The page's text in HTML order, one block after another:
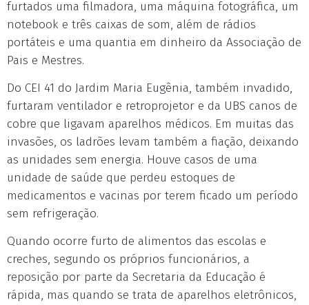
furtados uma filmadora, uma máquina fotográfica, um
notebook e três caixas de som, além de rádios
portáteis e uma quantia em dinheiro da Associação de
Pais e Mestres.
Do CEI 41 do Jardim Maria Eugênia, também invadido,
furtaram ventilador e retroprojetor e da UBS canos de
cobre que ligavam aparelhos médicos. Em muitas das
invasões, os ladrões levam também a fiação, deixando
as unidades sem energia. Houve casos de uma
unidade de saúde que perdeu estoques de
medicamentos e vacinas por terem ficado um período
sem refrigeração.
Quando ocorre furto de alimentos das escolas e
creches, segundo os próprios funcionários, a
reposição por parte da Secretaria da Educação é
rápida, mas quando se trata de aparelhos eletrônicos,